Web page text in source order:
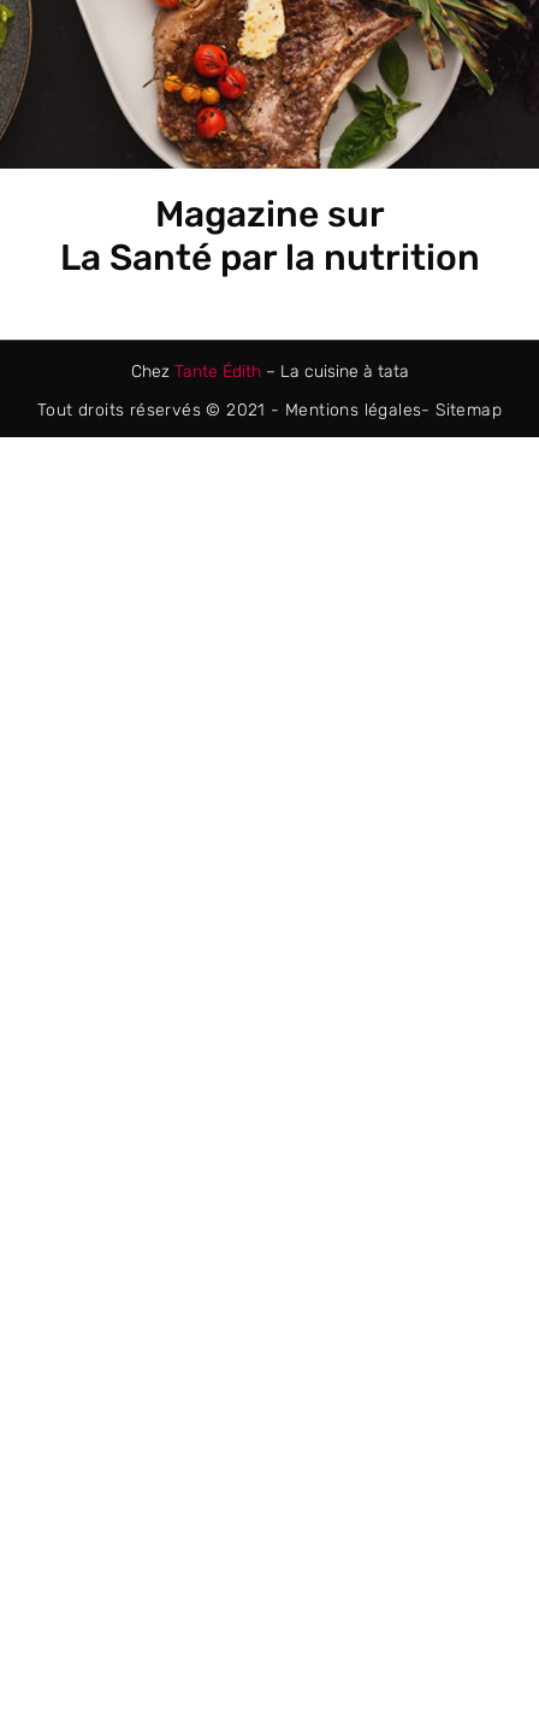
Magazine sur
La Santé par la nutrition
Chez Tante Édith – La cuisine à tata
Tout droits réservés © 2021 - Mentions légales-Sitemap